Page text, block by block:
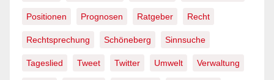
Positionen Prognosen Ratgeber Recht
Rechtsprechung Schöneberg Sinnsuche
Tageslied Tweet Twitter Umwelt Verwaltung